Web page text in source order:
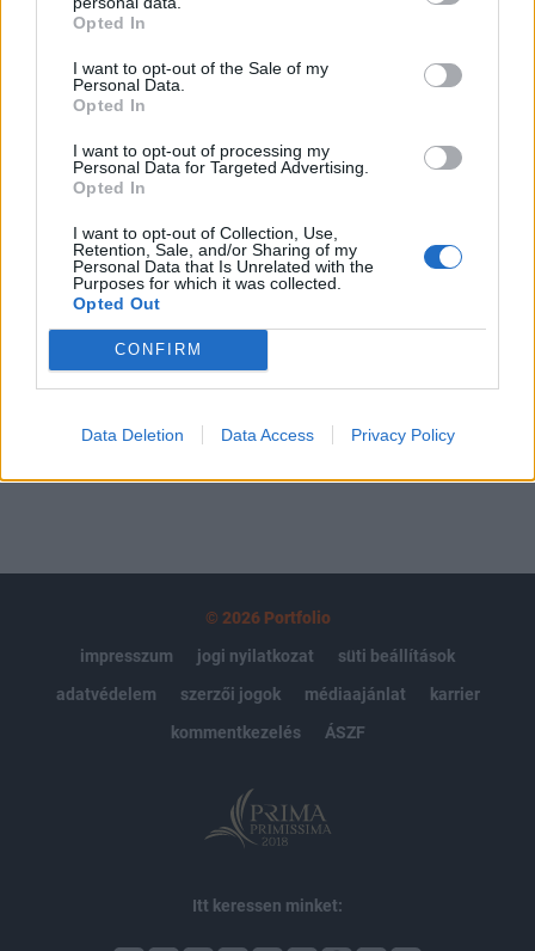
Opted In
I want to opt-out of the Sale of my
Personal Data.
Opted In
I want to opt-out of processing my
Personal Data for Targeted Advertising.
Opted In
I want to opt-out of Collection, Use,
Retention, Sale, and/or Sharing of my
Personal Data that Is Unrelated with the
Purposes for which it was collected.
Opted Out
CONFIRM
Data Deletion Data Access Privacy Policy
A keresett cikk a portfolio.hu hírarchívumához
tartozik, melynek olvasása előfizetéses
regisztrációhoz kötött.
Az előfizetés a következőket tartalmazza:
Portfolio.hu teljes cikkarchívum
Kötéslisták: BÉT elmúlt 2 év napon belüli
kötéslistái
MÁR ELŐFIZETŐNK VAGY? BEJELENTKEZÉS
© 2026 Portfolio
impresszum
jogi nyilatkozat
süti beállítások
adatvédelem
szerzői jogok médiaajánlat
karrier
kommentkezelés
ÁSZF
Itt keressen minket: